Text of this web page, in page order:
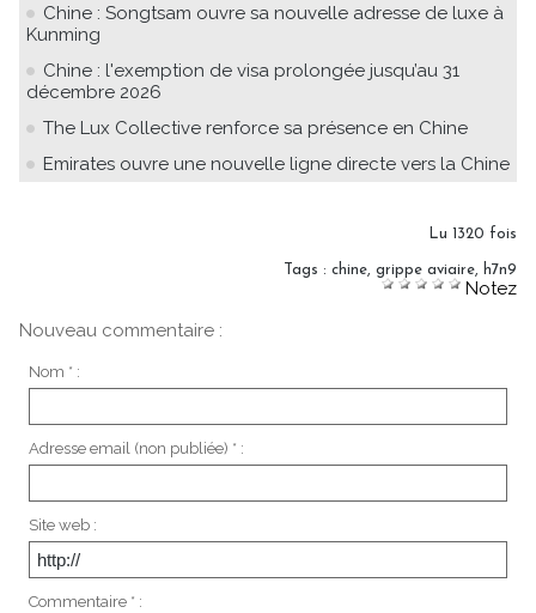
Chine : Songtsam ouvre sa nouvelle adresse de luxe à
Kunming
Chine : l'exemption de visa prolongée jusqu’au 31
décembre 2026
The Lux Collective renforce sa présence en Chine
Emirates ouvre une nouvelle ligne directe vers la Chine
Lu 1320 fois
Tags : chine grippe aviaire h7n9
Notez
Nouveau commentaire :
Nom * :
Adresse email (non publiée) * :
Site web :
Commentaire * :